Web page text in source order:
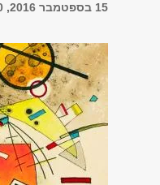
15 בספטמבר 2016, 18:00 - 20:00